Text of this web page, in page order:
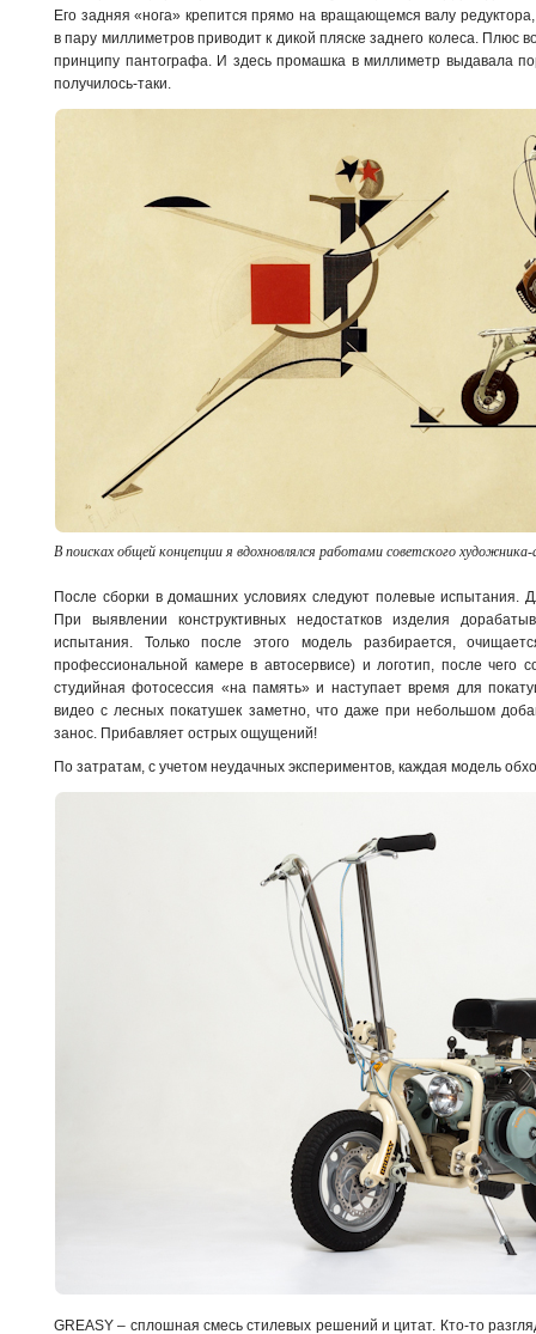
Его задняя «нога» крепится прямо на вращающемся валу
в пару миллиметров приводит к дикой пляске заднего колеса. Плюс
принципу пантографа. И здесь промашка в миллиметр выдавала
получилось-таки.
В поисках общей концепции я вдохновлялся работами советского
После сборки в домашних условиях следуют полевые испытания.
При выявлении конструктивных недостатков изделия
испытания. Только после этого модель разбирается,
профессиональной камере в автосервисе) и логотип, после чего
студийная фотосессия «на память» и наступает время для
видео с лесных покатушек заметно, что даже при небольшом
занос. Прибавляет острых ощущений!
По затратам, с учетом неудачных экспериментов, каждая модель
GREASY – сплошная смесь стилевых решений и цитат. Кто-то